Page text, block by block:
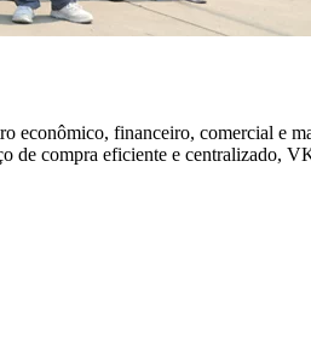
financeiro, comercial e
de compra eficiente e centralizado,